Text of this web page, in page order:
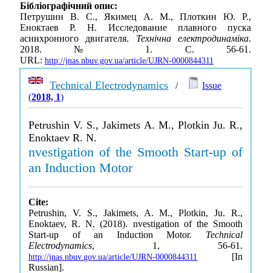
Бібліографічний опис:
Петрушин В. С., Якимец А. М., Плоткин Ю. Р.,
Еноктаев Р. Н. Исследование плавного пуска
асинхронного двигателя. Технічна електродинаміка.
2018. № 1. С. 56-61.
URL: http://jnas.nbuv.gov.ua/article/UJRN-0000844311
Technical Electrodynamics /
Issue
(2018, 1)
Petrushin V. S., Jakimets A. M., Plotkin Ju. R.,
Enoktaev R. N.
nvestigation of the Smooth Start-up of
an Induction Motor
Cite:
Petrushin, V. S., Jakimets, A. M., Plotkin, Ju. R.,
Enoktaev, R. N. (2018). nvestigation of the Smooth
Start-up of an Induction Motor. Technical
Electrodynamics, 1, 56-61.
http://jnas.nbuv.gov.ua/article/UJRN-0000844311
[In
Russian].